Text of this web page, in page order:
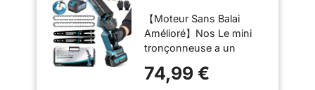
Tronçonneuse
Électrique Sans Fil
Brushless à Batterie
8000mAh, avec
Injecteur de
【Moteur Sans Balai
Amélioré】Nos Le mini
tronçonneuse a un
balai à l'intérieur qui leur
74,99 €